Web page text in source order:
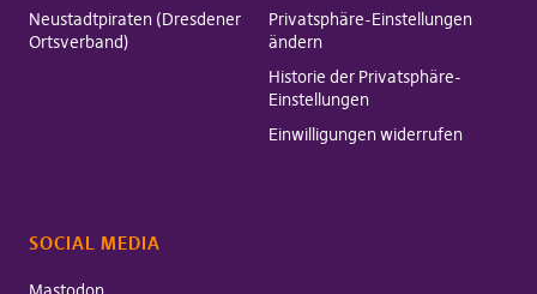
Neustadtpiraten (Dresdener
Ortsverband)
Privatsphäre-Einstellungen
ändern
Historie der Privatsphäre-
Einstellungen
Einwilligungen widerrufen
SOCIAL MEDIA